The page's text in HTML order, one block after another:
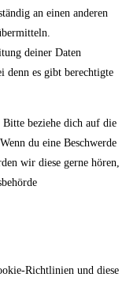
an einen anderen
deiner Daten
denn es gibt berechtigte
Bitte beziehe dich auf die
du eine Beschwerde
wir diese gerne hören,
Richtlinien und diese